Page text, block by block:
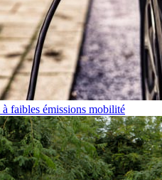
faibles émissions mobilité